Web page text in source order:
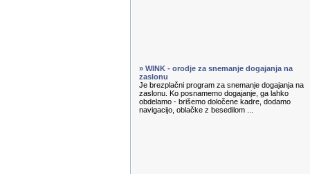
» WINK - orodje za snemanje dogajanja na
zaslonu
Je brezplačni program za snemanje dogajanja na
zaslonu. Ko posnamemo dogajanje, ga lahko
obdelamo - brišemo določene kadre, dodamo
navigacijo, oblačke z besedilom ...